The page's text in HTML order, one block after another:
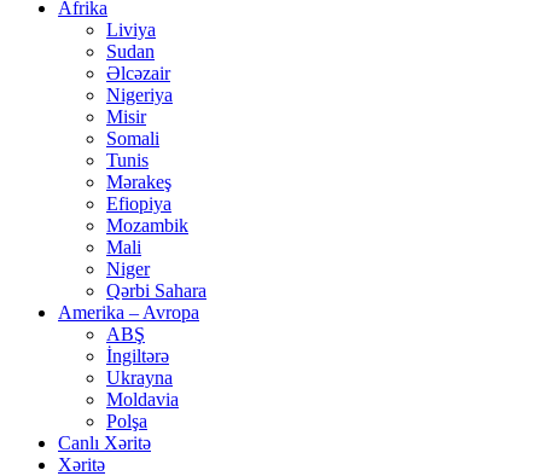
Afrika
Liviya
Sudan
Əlcəzair
Nigeriya
Misir
Somali
Tunis
Mərakeş
Efiopiya
Mozambik
Mali
Niger
Qərbi Sahara
Amerika – Avropa
ABŞ
İngiltərə
Ukrayna
Moldavia
Polşa
Canlı Xəritə
Xəritə